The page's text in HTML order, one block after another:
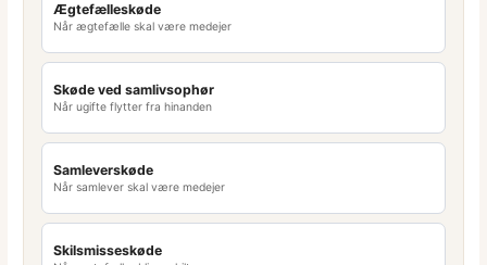
Ægtefælleskøde
Når ægtefælle skal være medejer
Skøde ved samlivsophør
Når ugifte flytter fra hinanden
Samleverskøde
Når samlever skal være medejer
Skilsmisseskøde